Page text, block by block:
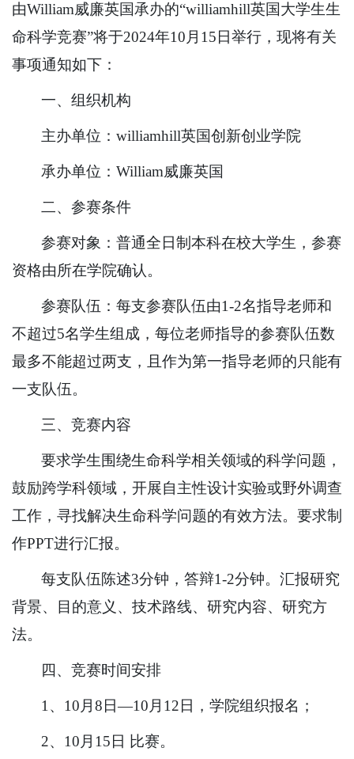
由William威廉英国承办的“williamhill英国大学生生
命科学竞赛”将于2024年10月15日举行，现将有关
事项通知如下：
一、组织机构
主办单位：williamhill英国创新创业学院
承办单位：William威廉英国
二、参赛条件
参赛对象：普通全日制本科在校大学生，参赛
资格由所在学院确认。
参赛队伍：每支参赛队伍由1-2名指导老师和
不超过5名学生组成，每位老师指导的参赛队伍数
最多不能超过两支，且作为第一指导老师的只能有
一支队伍。
三、竞赛内容
要求学生围绕生命科学相关领域的科学问题，
鼓励跨学科领域，开展自主性设计实验或野外调查
工作，寻找解决生命科学问题的有效方法。要求制
作PPT进行汇报。
每支队伍陈述3分钟，答辩1-2分钟。汇报研究
背景、目的意义、技术路线、研究内容、研究方
法。
四、竞赛时间安排
1、10月8日—10月12日，学院组织报名；
2、10月15日 比赛。